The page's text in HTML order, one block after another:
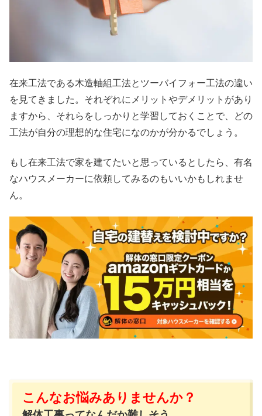
在来工法である木造軸組工法とツーバイフォー工法の違い
を見てきました。それぞれにメリットやデメリットがあり
ますから、それらをしっかりと学習しておくことで、どの
工法が自分の理想的な住宅になのかが分かるでしょう。
もし在来工法で家を建てたいと思っているとしたら、有名
なハウスメーカーに依頼してみるのもいいかもしれませ
ん。
こんなお悩みありませんか？